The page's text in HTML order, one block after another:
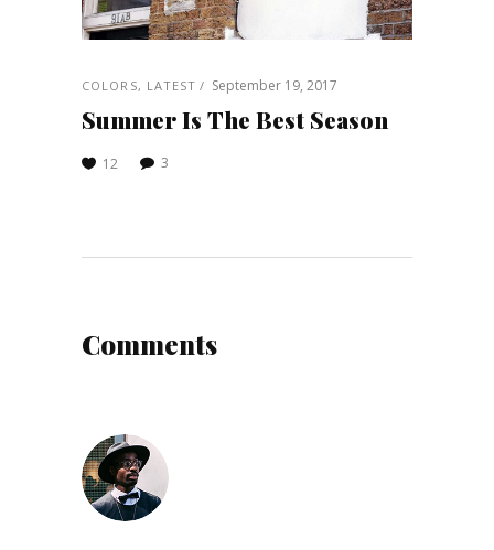
COLORS, LATEST September 19, 2017
Summer Is The Best Season
12 3
Comments